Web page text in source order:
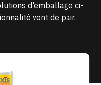
d'emballage ci-
vont de pair.